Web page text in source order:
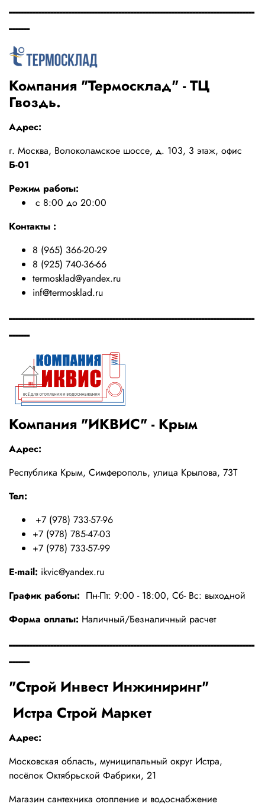
-----------------------------------------------------------------------------------
-------
Компания "Термосклад" - ТЦ
Гвоздь.
Адрес:
г. Москва, Волоколамское шоссе, д. 103, 3 этаж, офис
Б-01
Режим работы:
с 8:00 до 20:00
Контакты :
8 (965) 366-20-29
8 (925) 740-36-66
termosklad@yandex.ru
inf@termosklad.ru
-----------------------------------------------------------------------------------
-------
Компания "ИКВИС" - Крым
Адрес:
Республика Крым, Симферополь, улица Крылова, 73Т
Тел:
+7 (978) 733-57-96
+7 (978) 785-47-03
+7 (978) 733-57-99
E-mail: ikvic@yandex.ru
График работы: Пн-Пт: 9:00 - 18:00, Сб- Вс: выходной
Форма оплаты: Наличный/Безналичный расчет
-----------------------------------------------------------------------------------
-------
"Строй Инвест Инжиниринг"
Истра Строй Маркет
Адрес:
Московская область, муниципальный округ Истра,
посёлок Октябрьской Фабрики, 21
Магазин сантехника отопление и водоснабжение